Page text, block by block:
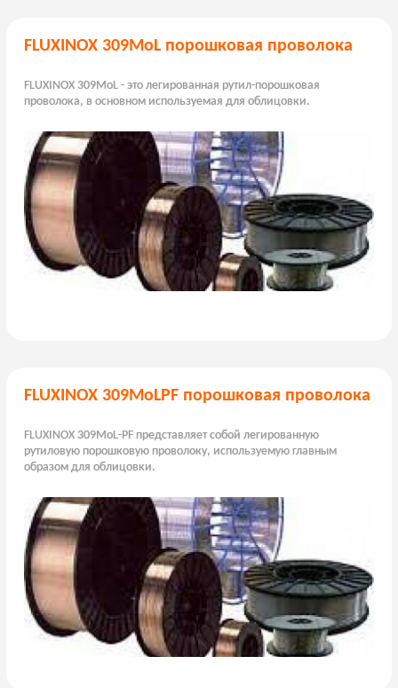
FLUXINOX 309MoL порошковая проволока
FLUXINOX 309MoL - это легированная рутил-порошковая
проволока, в основном используемая для облицовки.
FLUXINOX 309MoLPF порошковая проволока
FLUXINOX 309MoL-PF представляет собой легированную
рутиловую порошковую проволоку, используемую главным
образом для облицовки.